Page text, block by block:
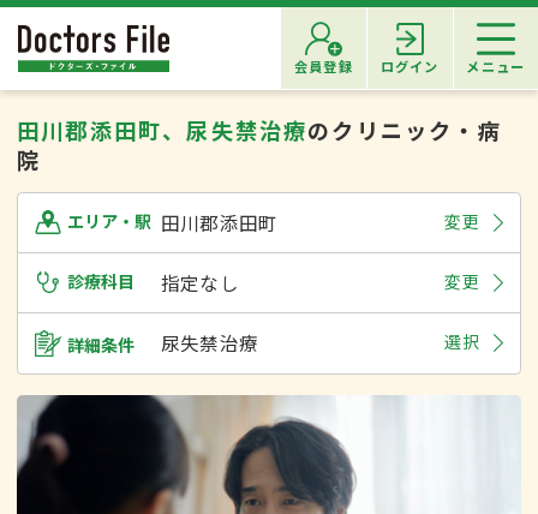
会員登録 ログイン メニュー
田川郡添田町、尿失禁治療のクリニック・病
院
エリア・駅 田川郡添田町 変更
診療科目 指定なし 変更
詳細条件 尿失禁治療 選択